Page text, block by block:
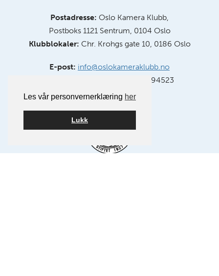
Les vår personvernerklæring her
Lukk
Postadresse: Oslo Kamera Klubb,
Postboks 1121 Sentrum, 0104 Oslo
Klubblokaler: Chr. Krohgs gate 10, 0186 Oslo
E-post: info@oslokameraklubb.no
991594523